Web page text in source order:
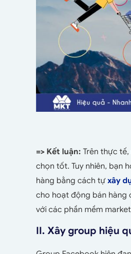
=> Kết luận: Trên thực
chọn tốt. Tuy nhiên, bạn
hàng bằng cách tự xây
cho hoạt động bán hàng
với các phần mềm
II. Xây group hiệu